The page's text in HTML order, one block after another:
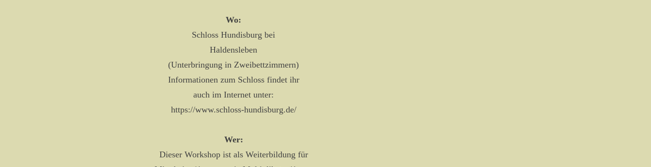
Wo:
Schloss Hundisburg bei
Haldensleben
(Unterbringung in Zweibettzimmern)
Informationen zum Schloss findet ihr
auch im Internet unter:
https://www.schloss-hundisburg.de/
Wer:
Dieser Workshop ist als Weiterbildung für